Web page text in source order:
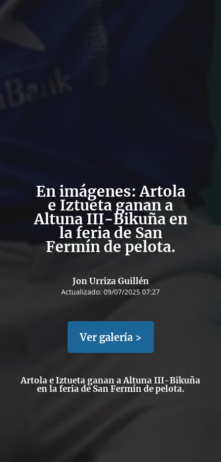
En imágenes: Artola
e Iztueta ganan a
Altuna III-Bikuña en
la feria de San
Fermín de pelota.
Jon Urriza Guillén
Actualizado: 09/07/2025 07:27
Ver galería >
Artola e Iztueta ganan a Altuna III-Bikuña
en la feria de San Fermín de pelota.